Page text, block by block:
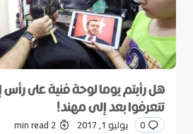
هل رأيتم يوما لوحة فنية على رأس
تتعرفوا بعد إلى مهند!
0 يوليو 1, 2017 2 min read